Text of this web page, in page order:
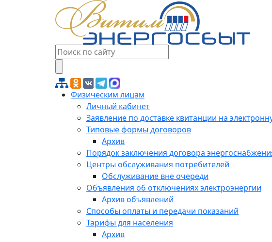
Физическим лицам
Личный кабинет
Заявление по доставке квитанции на
Типовые формы договоров
Архив
Порядок заключения договора
Центры обслуживания потребителей
Обслуживание вне очереди
Объявления об отключениях электроэнергии
Архив объявлений
Способы оплаты и передачи показаний
Тарифы для населения
Архив